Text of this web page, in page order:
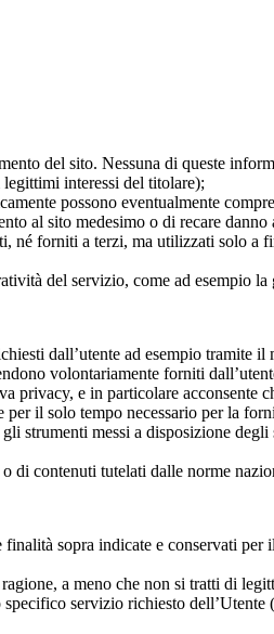
del sito. Nessuna di queste
interessi del titolare);
possono eventualmente
al sito medesimo o di recare
né forniti a terzi, ma utilizzati solo
del servizio, come ad esempio
dall’utente ad esempio
volontariamente forniti
privacy, e in particolare
il solo tempo necessario per la
messi a disposizione
di contenuti tutelati dalle norme
sopra indicate e conservati per
a meno che non si tratti di
servizio richiesto